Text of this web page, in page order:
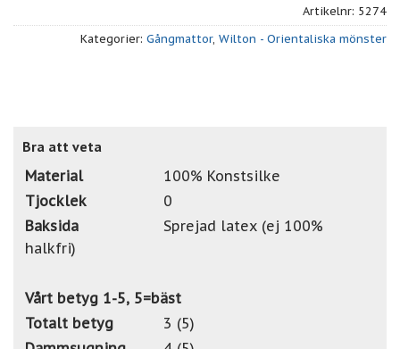
Artikelnr: 5274
Kategorier: Gångmattor, Wilton - Orientaliska mönster
Bra att veta
Material
100% Konstsilke
Tjocklek
0
Baksida
Sprejad latex (ej 100%
halkfri)
Vårt betyg 1-5, 5=bäst
Totalt betyg
3 (5)